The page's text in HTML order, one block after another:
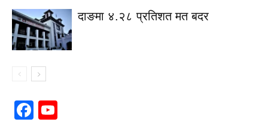
दाङमा ४.२८ प्रतिशत मत बदर
Facebook